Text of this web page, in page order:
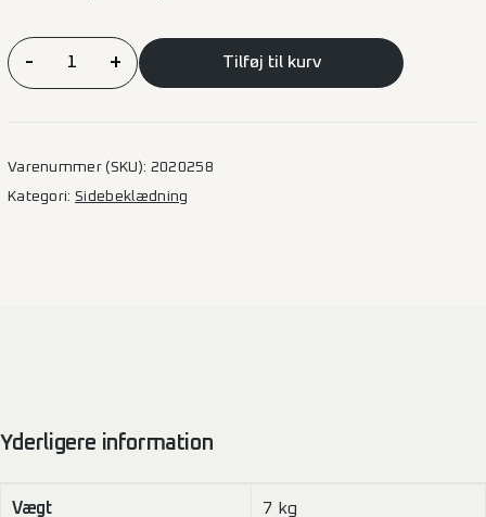
Sidebeklædning
Citan/Kangoo/Townstar
- + Tilføj til kurv
Varenummer (SKU): 2020258
Kategori:Sidebeklædning
Yderligere information
Vægt 7 kg